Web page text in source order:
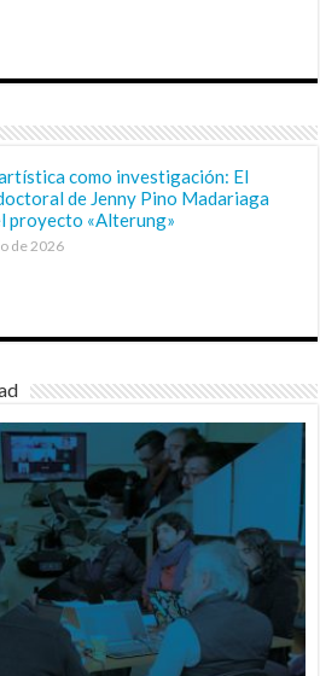
como investigación: El
de Jenny Pino Madariaga
proyecto «Alterung»
de 2026